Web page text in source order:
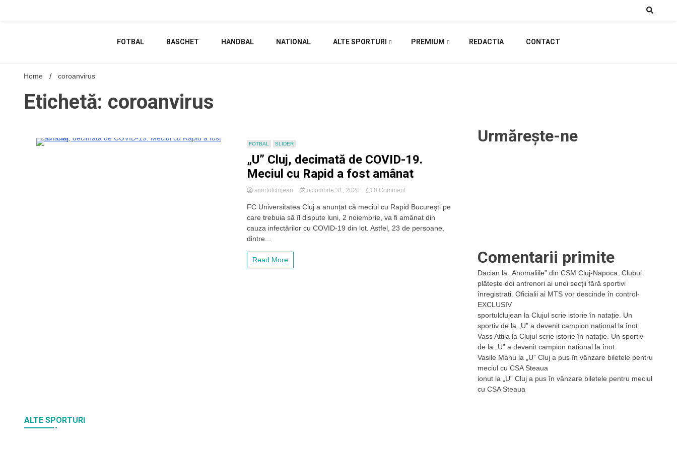
FOTBAL
BASCHET HANDBAL NATIONAL ALTE SPORTURI PREMIUM REDACTIA CONTACT
Home coroanvirus
Etichetă: coroanvirus
FOTBAL SLIDER
„U” Cluj, decimată de COVID-19.
Meciul cu Rapid a fost amânat
sportulclujean octombrie 31, 2020 0 Commenton
Cluj,
decimată
de
FC Universitatea Cluj a anunțat că meciul cu Rapid București pe
care trebuia să îl dispute luni, 2 noiembrie, va fi amânat din
cauza infectărilor cu COVID-19 din lot. Astfel, 23 de persoane,
dintre...
Read More
Urmărește-ne
Comentarii primite
Dacian la
„Anomaliile” din CSM Cluj-Napoca. Clubul
plătește doi antrenori ai unei secții fără sportivi
înregistrați. Oficialii ai MTS vor descinde în control-
EXCLUSIV
sportulclujean la Clujul scrie istorie în natație. Un
sportiv de la „U” a devenit campion național la înot
Vass Attila la Clujul scrie istorie în natație. Un sportiv
de la „U” a devenit campion național la înot
Vasile Manu la
„U” Cluj a pus în vânzare biletele pentru
meciul cu CSA Steaua
ionut la
„U” Cluj a pus în vânzare biletele pentru meciul
cu CSA Steaua
ALTE SPORTURI